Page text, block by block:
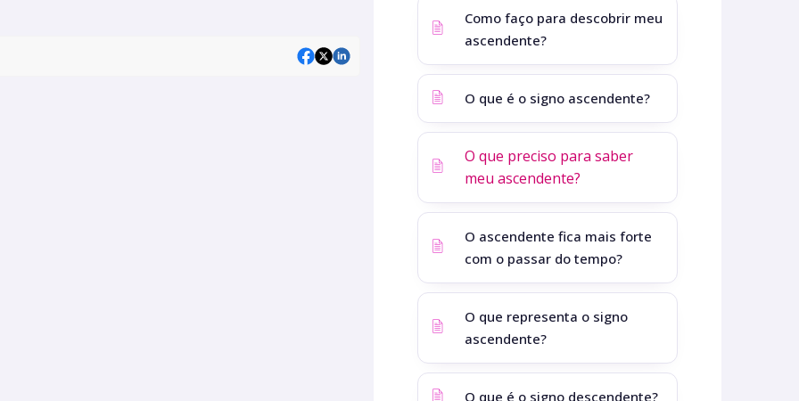
Como faço para descobrir meu
ascendente?
O que é o signo ascendente?
O que preciso para saber
meu ascendente?
O ascendente fica mais forte
com o passar do tempo?
O que representa o signo
ascendente?
O que é o signo descendente?